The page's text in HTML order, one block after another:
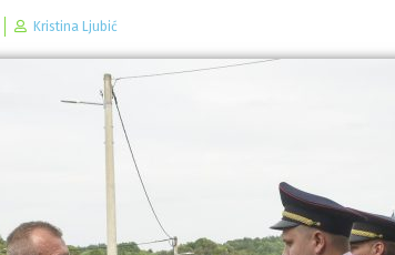
Kristina Ljubić